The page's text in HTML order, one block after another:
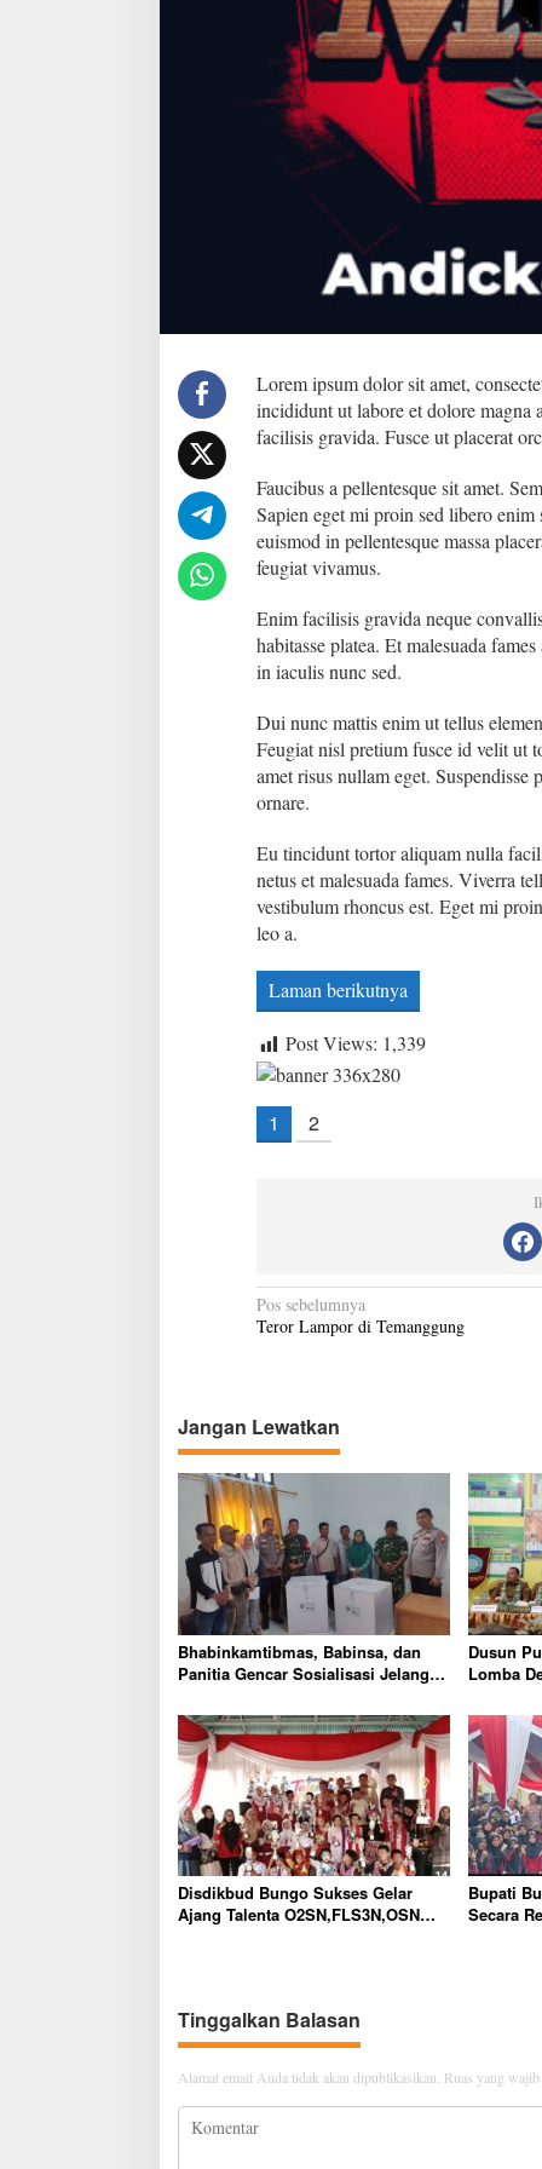
Lorem ipsum dolor sit amet,
incididunt ut labore et dolore
facilisis gravida. Fusce ut placerat
Faucibus a pellentesque sit amet.
Sapien eget mi proin sed libero
euismod in pellentesque massa
feugiat vivamus.
Enim facilisis gravida neque
habitasse platea. Et malesuada
in iaculis nunc sed.
Dui nunc mattis enim ut tellus
Feugiat nisl pretium fusce id velit ut
amet risus nullam eget.
ornare.
Eu tincidunt tortor aliquam nulla
netus et malesuada fames. Viverra
vestibulum rhoncus est. Eget mi
leo a.
Laman berikutnya
Post Views: 1,339
1 2
N
a
i
g
a
s
i
p
o
s
Pos sebelumnya
Teror Lampor di Temanggung
Jangan Lewatkan
Bhabinkamtibmas, Babinsa, dan
Panitia Gencar Sosialisasi Jelang
Dusun
Lomba
Inovasi
Disdikbud Bungo Sukses Gelar
Ajang Talenta O2SN,FLS3N,OSN
Bupati
Secara
Tinggalkan Balasan
Alamat email Anda tidak akan dipublikasikan. Ruas yang